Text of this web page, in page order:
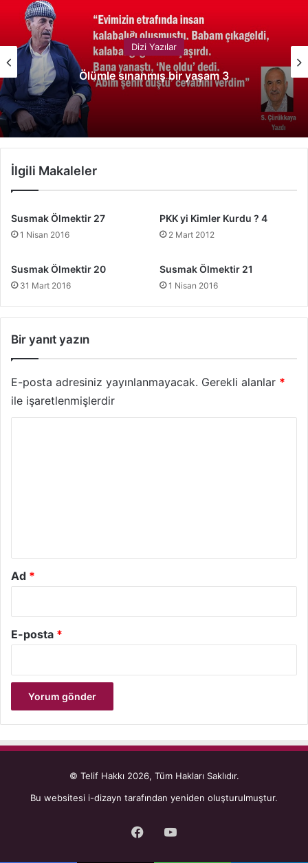
Dizi Yazılar
Ölümle sınanmış bir yaşam 3
İlgili Makaleler
Susmak Ölmektir 27
1 Nisan 2016
PKK yi Kimler Kurdu ? 4
2 Mart 2012
Susmak Ölmektir 20
31 Mart 2016
Susmak Ölmektir 21
1 Nisan 2016
Bir yanıt yazın
E-posta adresiniz yayınlanmayacak. Gerekli alanlar *
ile işaretlenmişlerdir
Ad *
E-posta *
© Telif Hakkı 2026, Tüm Hakları Saklıdır.
Bu websitesi i-dizayn tarafından yeniden oluşturulmuştur.
Facebook